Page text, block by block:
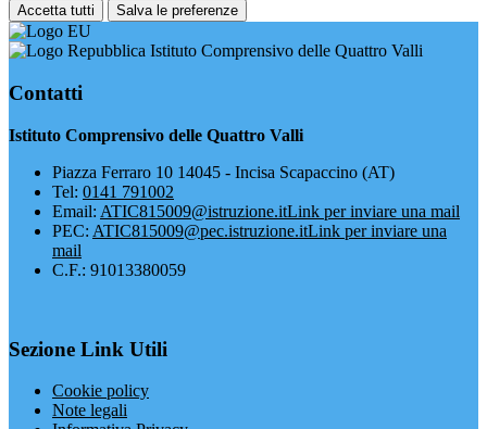
Accetta tutti Salva le preferenze
Istituto Comprensivo delle Quattro Valli
Contatti
Istituto Comprensivo delle Quattro Valli
Piazza Ferraro 10 14045 - Incisa Scapaccino (AT)
Tel: 0141 791002
Email: ATIC815009@istruzione.itLink per inviare una mail
PEC: ATIC815009@pec.istruzione.itLink per inviare una
mail
C.F.: 91013380059
Sezione Link Utili
Cookie policy
Note legali